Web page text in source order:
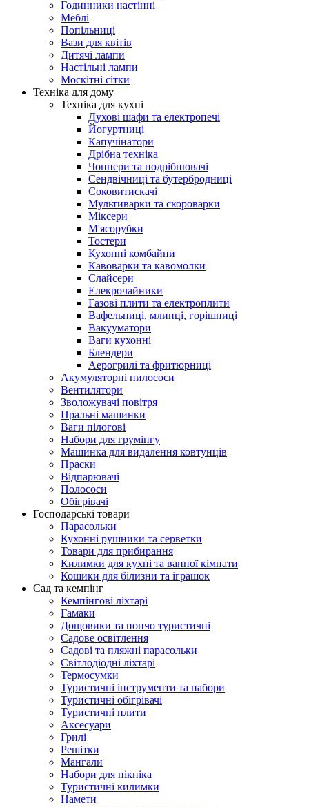
Годинники настінні
Меблі
Попільниці
Вази для квітів
Дитячі лампи
Настільні лампи
Москітні сітки
Техніка для дому
Техніка для кухні
Духові шафи та електропечі
Йогуртниці
Капучінатори
Дрібна техніка
Чоппери та подрібнювачі
Сендвічниці та бутербродниці
Соковитискачі
Мультиварки та скороварки
Міксери
М'ясорубки
Тостери
Кухонні комбайни
Кавоварки та кавомолки
Слайсери
Елекрочайники
Газові плити та електроплити
Вафельниці, млинці, горішниці
Вакууматори
Ваги кухонні
Блендери
Аерогрилі та фритюрниці
Акумуляторні пилососи
Вентилятори
Зволожувачі повітря
Пральні машинки
Ваги пілогові
Набори для грумінгу
Машинка для видалення ковтунців
Праски
Відпарювачі
Полососи
Обігрівачі
Господарські товари
Парасольки
Кухонні рушники та серветки
Товари для прибирання
Килимки для кухні та ванної кімнати
Кошики для білизни та іграшок
Сад та кемпінг
Кемпінгові ліхтарі
Гамаки
Дощовики та пончо туристичні
Садове освітлення
Садові та пляжні парасольки
Світлодіодні ліхтарі
Термосумки
Туристичні інструменти та набори
Туристичні обігрівачі
Туристичні плити
Аксесуари
Грилі
Решітки
Мангали
Набори для пікніка
Туристичні килимки
Намети